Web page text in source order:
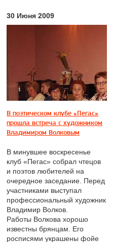
30 Июня 2009
В поэтическом клубе «Пегас»
прошла встреча с художником
Владимиром Волковым
В минувшее воскресенье
клуб «Пегас» собрал чтецов
и поэтов любителей на
очередное заседание. Перед
участниками выступал
профессиональный художник
Владимир Волков.
Работы Волкова хорошо
известны брянцам. Его
росписями украшены фойе